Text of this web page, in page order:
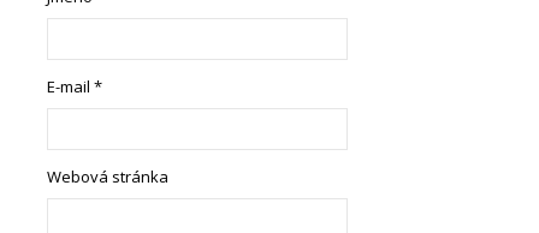
E-mail*
Webová stránka